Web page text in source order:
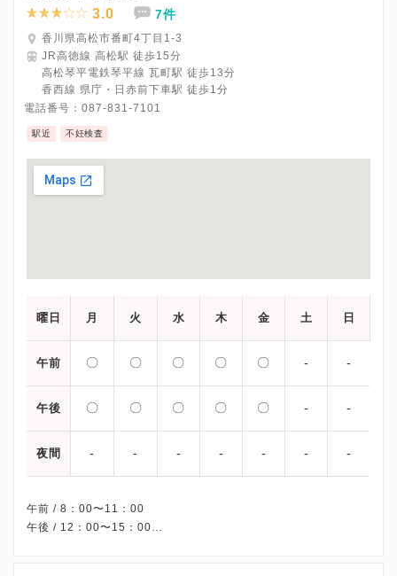
3.0 7件
香川県高松市番町4丁目1-3
JR高徳線 高松駅 徒歩15分
高松琴平電鉄琴平線 瓦町駅 徒歩13分
香西線 県庁・日赤前下車駅 徒歩1分
電話番号： 087-831-7101
駅近 不妊検査
曜日 月 火 水 木 金 土 日
午前 〇 〇 〇 〇 〇 - -
午後 〇 〇 〇 〇 〇 - -
夜間 - - - - - - -
午前 / 8：00〜11：00
午後 / 12：00〜15：00